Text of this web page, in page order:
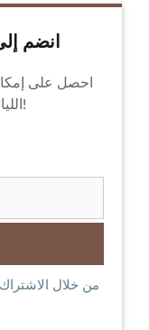
انضم
احصل على
اللياقة البدنية والتغذية لدينا!
من خلال